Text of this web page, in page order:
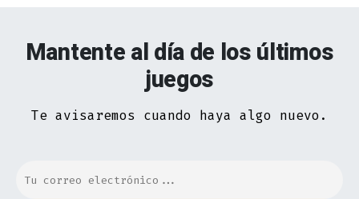
Mantente al día de los últimos
juegos
Te avisaremos cuando haya algo nuevo.